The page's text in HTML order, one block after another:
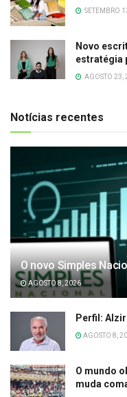
SETEMBRO
Novo
estratégia
AGOSTO 23,
Notícias recentes
O novo Simples
AGOSTO 8, 2026
Perfil:
AGOSTO 8,
O mundo
muda